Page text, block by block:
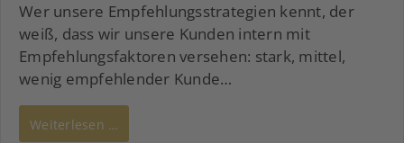
Wer unsere Empfehlungsstrategien kennt, der
weiß, dass wir unsere Kunden intern mit
Empfehlungsfaktoren versehen: stark, mittel,
wenig empfehlender Kunde…
Weiterlesen …